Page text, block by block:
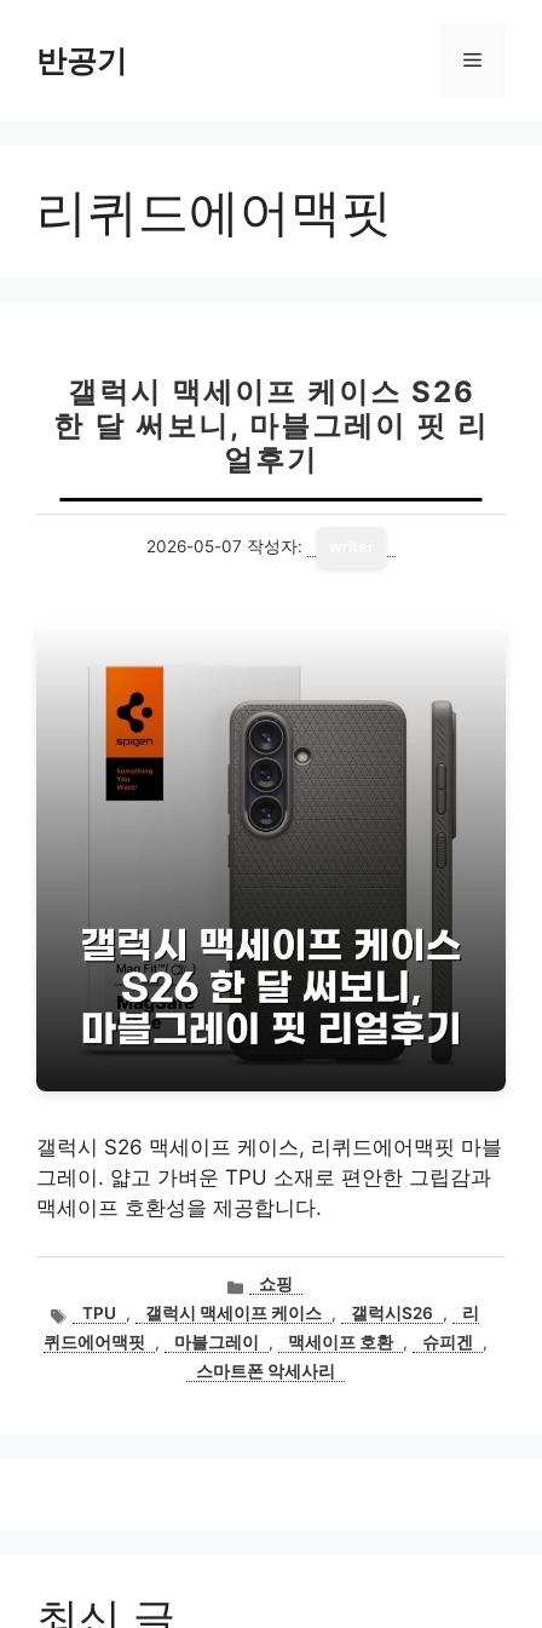
반공기 메
리퀴드에어맥핏
갤럭시 맥세이프 케이스 S26
한 달 써보니, 마블그레이 핏 리
얼후기
2026-05-07 작성자:
갤럭시 S26 맥세이프 케이스, 리퀴드에어맥핏 마블
그레이. 얇고 가벼운 TPU 소재로 편안한 그립감과
맥세이프 호환성을 제공합니다.
카
테
고
리
쇼핑
태
그
TPU , 갤럭시 맥세이프 케이스 , 갤럭시S26 ,
리
퀴드에어맥핏
, 마블그레이 , 맥세이프 호환 , 슈피겐
,
스마트폰 악세사리
최신 글